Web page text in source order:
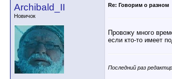
Archibald_II
Новичок
Re: Говорим о разном
Провожу много
если кто-то имеет
Последний раз